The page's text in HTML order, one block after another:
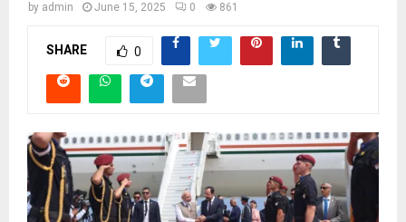
by admin June 15, 2025 0 861
SHARE 0